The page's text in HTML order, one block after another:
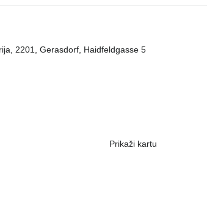
2201, Gerasdorf, Haidfeldgasse 5
Prikaži kartu